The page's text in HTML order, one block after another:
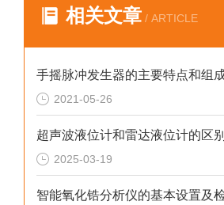
相关文章 / ARTICLE
2021-05-26
超声波液位计和雷达液位计的区别
2025-03-19